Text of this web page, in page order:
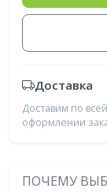
Доставка
Доставим по
оформлении
ПОЧЕМУ